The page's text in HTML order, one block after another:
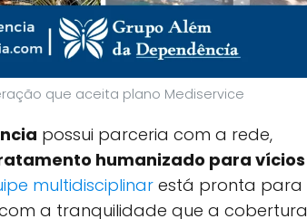
que aceita plano Mediservice
possui parceria com a rede,
humanizado para vícios
multidisciplinar está pronta para
a tranquilidade que a cobertura